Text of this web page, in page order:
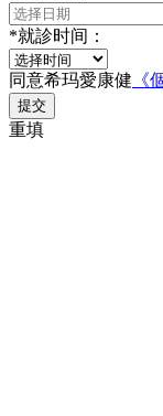
*就診时间：
同意希玛愛康健 《
提交
重填